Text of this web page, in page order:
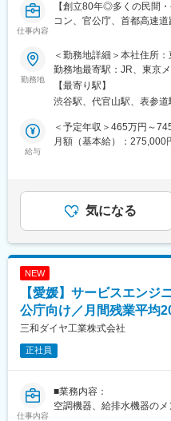
変更の範囲：会社の定め
に土日含めて9日連続休
の待遇改善に努めていきま
■当社について：
・高耐久防水と熟練の技術
候・耐久力をこれまでよ
頻度そのものを大幅に減ら
100％と請負になり建築面
までの元請では出来ない
ある外壁は30年 屋根は50
となり、安定・安心した
客への提案や企画、社内
がもっと活躍できるため
しております。私たちと
仕事内容
【創立80年◎多くの民間
コン、官公庁、首都高速
■職務内容：
設備工事の専門会社の当
す。
■職務詳細：
建物(オフィスビル、マン
給排水、衛生設備、これ
計、施工を行っています。
行いながら工事を完了さ
※制服、ヘルメット、安全
■会社・求人の魅力：
・首都圏の再開発案件や
は豊富にあるが、受注競争
済んでいます。残業は月
宅する社員も多いです。
勤務地
＜勤務地詳細＞本社住所
勤務地最寄駅：JR、東京
全面禁煙変更の範囲：会社
【最寄り駅】
渋谷駅、代官山駅、表参道
給与
＜予定年収＞465万円～
月額（基本給）：275,000
詳細は経験・能力等を考
回 （前年度合計2.5カ月
くまでも目安の金額であ
ます。月給(月額)は固定手
気になる
NEW
【愛媛】サービスエンジ
公庁向け／月間残業平均
三和ダイヤ工業株式会社
正社員
仕事内容
■業務内容：
空調機器、給排水機器の